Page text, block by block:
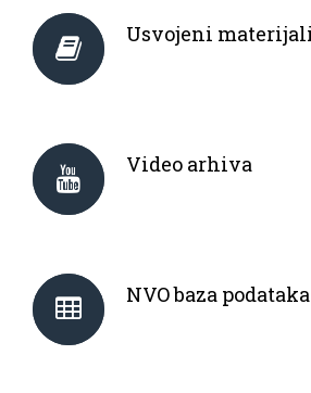
Usvojeni materijali
Video arhiva
NVO baza podataka